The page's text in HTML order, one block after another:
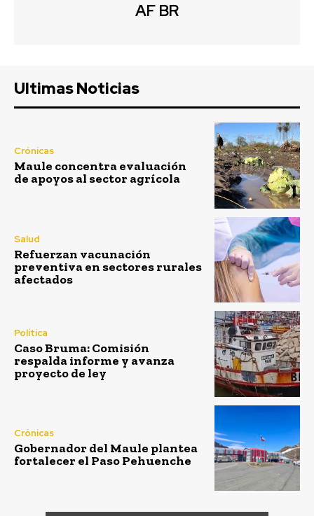
AF BR
Ultimas Noticias
Crónicas
Maule concentra evaluación
de apoyos al sector agrícola
Salud
Refuerzan vacunación
preventiva en sectores rurales
afectados
Política
Caso Bruma: Comisión
respalda informe y avanza
proyecto de ley
Crónicas
Gobernador del Maule plantea
fortalecer el Paso Pehuenche